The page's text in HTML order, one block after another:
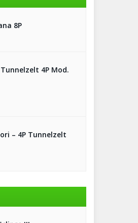
8P
4P Mod.
– 4P Tunnelzelt